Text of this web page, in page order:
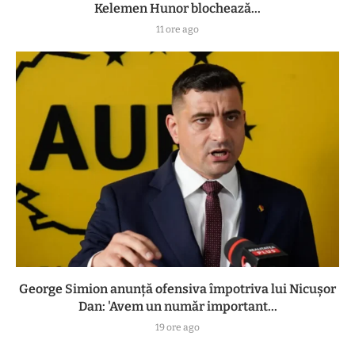
Kelemen Hunor blochează...
11 ore ago
George Simion anunță ofensiva împotriva lui Nicușor
Dan: 'Avem un număr important...
19 ore ago